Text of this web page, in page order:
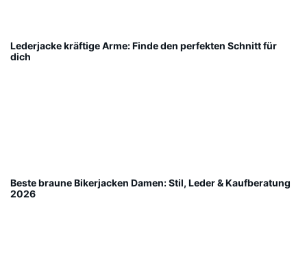
Lederjacke kräftige Arme: Finde den perfekten Schnitt für
dich
Beste braune Bikerjacken Damen: Stil, Leder & Kaufberatung
2026